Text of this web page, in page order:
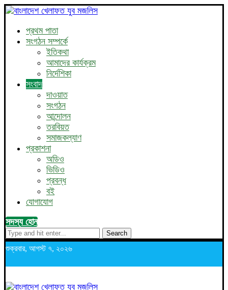
প্রথম পাতা
সংগঠন সম্পর্কে
ইতিকথা
আমাদের কার্যক্রম
নির্দেশিকা
সংবাদ
দাওয়াত
সংগঠন
আন্দোলন
তরবিয়ত
সমাজকল্যাণ
প্রকাশনা
অডিও
ভিডিও
প্রবন্ধ
বই
যোগাযোগ
সদস্য হোন
Search
শুক্রবার, আগস্ট ৭, ২০২৬